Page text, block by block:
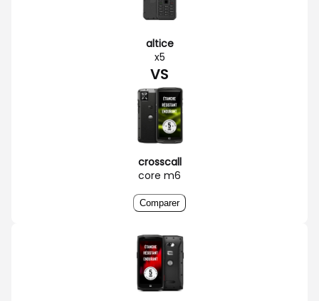
altice
x5
VS
crosscall
core m6
Comparer